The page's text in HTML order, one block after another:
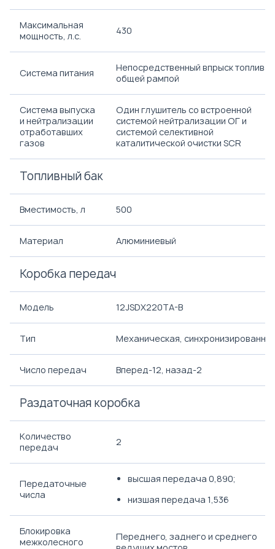
Максимальная
мощность, л.с.
430
Система питания
Непосредственный впрыск топлива
общей рампой
Система выпуска
и нейтрализации
отработавших
газов
Один глушитель со встроенной
системой нейтрализации ОГ и
системой селективной
каталитической очистки SCR
Топливный бак
Вместимость, л 500
Материал Алюминиевый
Коробка передач
Модель 12JSDX220TA-B
Тип Механическая,
Число передач Вперед-12, назад-2
Раздаточная коробка
Количество
передач
2
Передаточные
числа
высшая передача 0,890;
низшая передача 1,536
Блокировка
межколесного
Переднего, заднего и среднего